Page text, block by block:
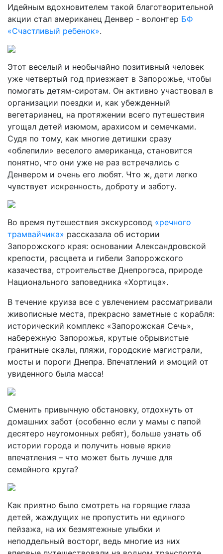
Идейным вдохновителем такой благотворительной
акции стал американец Денвер - волонтер БФ
«Счастливый ребенок».
Этот веселый и необычайно позитивный человек
уже четвертый год приезжает в Запорожье, чтобы
помогать детям-сиротам. Он активно участвовал в
организации поездки и, как убежденный
вегетарианец, на протяжении всего путешествия
угощал детей изюмом, арахисом и семечками.
Судя по тому, как многие детишки сразу
«облепили» веселого американца, становится
понятно, что они уже не раз встречались с
Денвером и очень его любят. Что ж, дети легко
чувствует искренность, доброту и заботу.
Во время путешествия экскурсовод «речного
трамвайчика» рассказала об истории
Запорожского края: основании Александровской
крепости, расцвета и гибели Запорожского
казачества, строительстве Днепрогэса, природе
Национального заповедника «Хортица».
В течение круиза все с увлечением рассматривали
живописные места, прекрасно заметные с корабля:
исторический комплекс «Запорожская Сечь»,
набережную Запорожья, крутые обрывистые
гранитные скалы, пляжи, городские магистрали,
мосты и пороги Днепра. Впечатлений и эмоций от
увиденного была масса!
Сменить привычную обстановку, отдохнуть от
домашних забот (особенно если у мамы с папой
десятеро неугомонных ребят), больше узнать об
истории города и получить новые яркие
впечатления – что может быть лучше для
семейного круга?
Как приятно было смотреть на горящие глаза
детей, жаждущих не пропустить ни единого
пейзажа, на их безмятежные улыбки и
неподдельный восторг, ведь многие из них